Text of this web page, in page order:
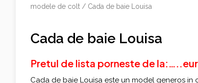
modele de colt / Cada de baie Louisa
Cada de baie Louisa
Pretul de lista porneste de
Cada de baie Louisa este un model generos